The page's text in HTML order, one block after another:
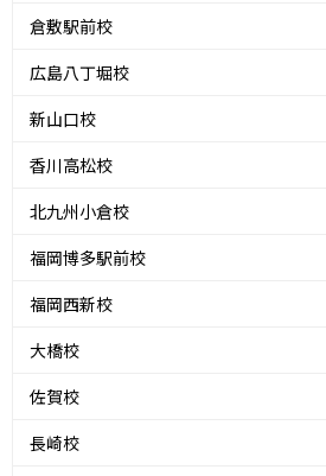
倉敷駅前校
広島八丁堀校
新山口校
香川高松校
北九州小倉校
福岡博多駅前校
福岡西新校
大橋校
佐賀校
長崎校